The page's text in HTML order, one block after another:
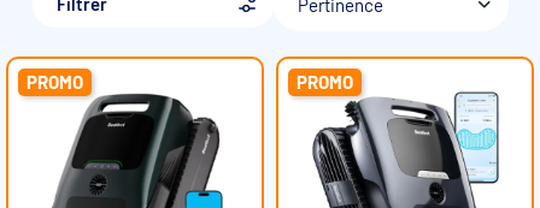
Pompe de filtration à vitesse variable
Vannes multivoies filtres à sable
Groupe de filtration sur palette
PROMO PROMO